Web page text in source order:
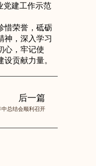
党建工作示范
惜荣誉，砥砺
神，深入学习
心，牢记使
贡献力量。
后一篇
总结会顺利召开